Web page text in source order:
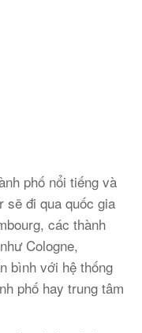
phố nổi tiếng và
sẽ đi qua quốc gia
các thành
Cologne,
bình với hệ thống
phố hay trung tâm